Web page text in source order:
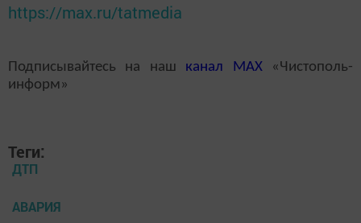
https://max.ru/tatmedia
Подписывайтесь на наш канал MAX«Чистополь-
информ»
Теги:
ДТП
АВАРИЯ